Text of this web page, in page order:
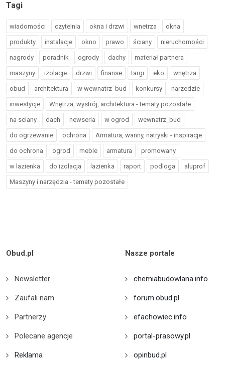
Tagi
wiadomości czytelnia okna i drzwi wnetrza okna
produkty instalacje okno prawo ściany nieruchomości
nagrody poradnik ogrody dachy materiał partnera
maszyny izolacje drzwi finanse targi eko wnętrza
obud architektura w wewnatrz_bud konkursy narzedzie
inwestycje Wnętrza, wystrój, architektura - tematy pozostałe
na sciany dach newseria w ogrod wewnatrz_bud
do ogrzewanie ochrona Armatura, wanny, natryski - inspiracje
do ochrona ogrod meble armatura promowany
w lazienka do izolacja lazienka raport podloga aluprof
Maszyny i narzędzia - tematy pozostałe
Obud.pl
Newsletter
Zaufali nam
Partnerzy
Polecane agencje
Reklama
Nasze portale
chemiabudowlana.info
forum.obud.pl
efachowiec.info
portal-prasowy.pl
opinbud.pl